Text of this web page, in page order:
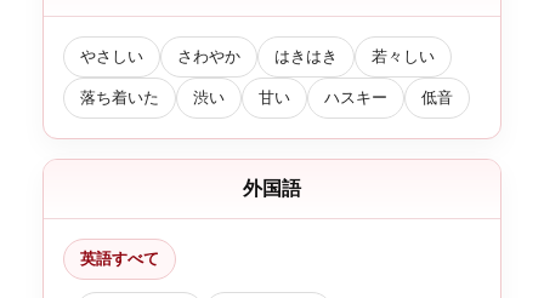
やさしい さわやか はきはき 若々しい
落ち着いた 渋い 甘い ハスキー 低音
外国語
英語すべて